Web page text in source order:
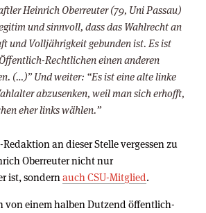
Heinrich Oberreuter (79, Uni Passau)
und sinnvoll, dass das Wahlrecht an
und Volljährigkeit gebunden ist. Es ist
Rechtlichen einen anderen
(…)” Und weiter: “Es ist eine alte linke
abzusenken, weil man sich erhofft,
eher links wählen.”
an dieser Stelle vergessen zu
Oberreuter nicht nur
ist, sondern auch CSU-Mitglied.
von einem halben Dutzend öffentlich-